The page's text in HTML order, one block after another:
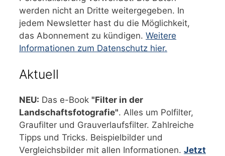
werden nicht an Dritte weitergegeben. In
jedem Newsletter hast du die Möglichkeit,
das Abonnement zu kündigen. Weitere
Informationen zum Datenschutz hier.
Aktuell
NEU: Das e-Book "Filter in der
Landschaftsfotografie". Alles um Polfilter,
Graufilter und Grauverlaufsfilter. Zahlreiche
Tipps und Tricks. Beispielbilder und
Vergleichsbilder mit allen Informationen. Jetzt